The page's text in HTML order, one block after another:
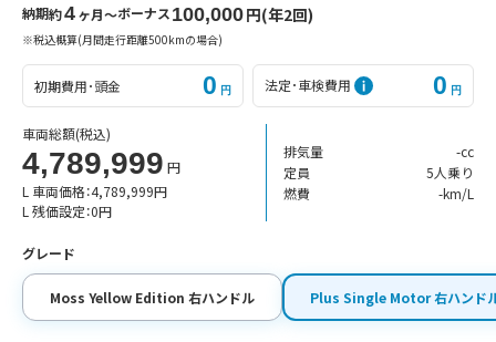
納期約4ヶ月〜ボーナス100,000円(年2回)
※税込概算(月間走行距離500kmの場合)
初期費用･頭金 0 円 法定･車検費用 0 円
車両総額(税込)
4,789,999 円
L 車両価格：4,789,999円
L 残価設定：0円
排気量
-cc
定員
5人乗り
燃費
-km/L
グレード
Moss Yellow Edition 右ハンドル Plus Single Motor 右ハンド